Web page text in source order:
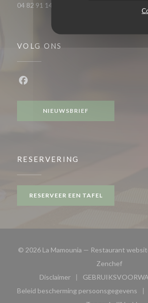
04 82 91 14 78
VOLG ONS
NIEUWSBRIEF
RESERVERING
RESERVEER EEN TAFEL
© 2026 La Mamounia — Restaurant
Zenchef((opent
Disclaimer
((opent in een nieuw venster))
Beleid bescherming persoonsgegevens
((opent in een nieuw